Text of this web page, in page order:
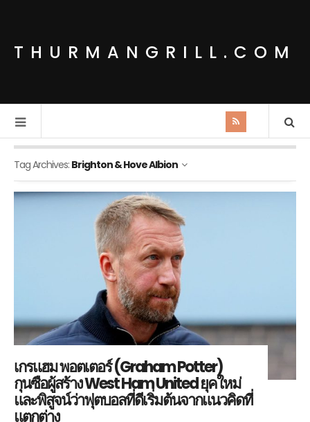
THURMANGRILL.COM
Tag Archives: Brighton & Hove Albion
เกรแฮม พอตเตอร์ (Graham Potter)
กุนซือผู้สร้าง West Ham United ยุคใหม่
และพิสูจน์ว่าฟุตบอลที่ดีเริ่มต้นจากแนวคิดที่
แตกต่าง